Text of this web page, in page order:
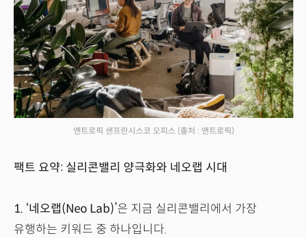
앤트로픽 샌프란시스코 오피스 (출처 : 앤트로픽)
팩트 요약: 실리콘밸리 양극화와 네오랩 시대
1. ‘네오랩(Neo Lab)’은 지금 실리콘밸리에서 가장
유행하는 키워드 중 하나입니다.